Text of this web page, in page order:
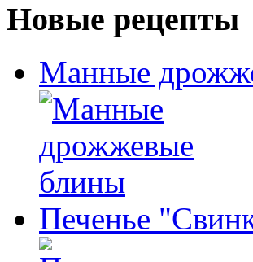
Новые рецепты
Манные
Печенье